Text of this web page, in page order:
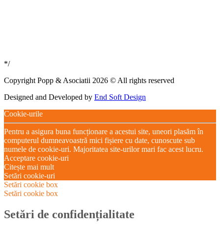
*/
Copyright Popp & Asociatii 2026 © All rights reserved
Designed and Developed by End Soft Design
Cookie-urile
Pentru a asigura buna funcționare a acestui site, uneori plasăm în
computerul dumneavoastră mici fișiere cu date, cunoscute sub
numele de cookie-uri. Majoritatea site-urilor mari fac acest lucru.
Acceptare cookie-uri
Citește mai mult
Setări cookie-uri
Setări cookie box
Setări cookie box
Setări de confidențialitate